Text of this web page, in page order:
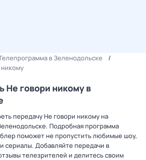
в Зеленодольске
Не говори никому в
передачу Не говори никому на
Подробная программа
поможет не пропустить любимые шоу,
сериалы. Добавляйте передачи в
телезрителей и делитесь своим